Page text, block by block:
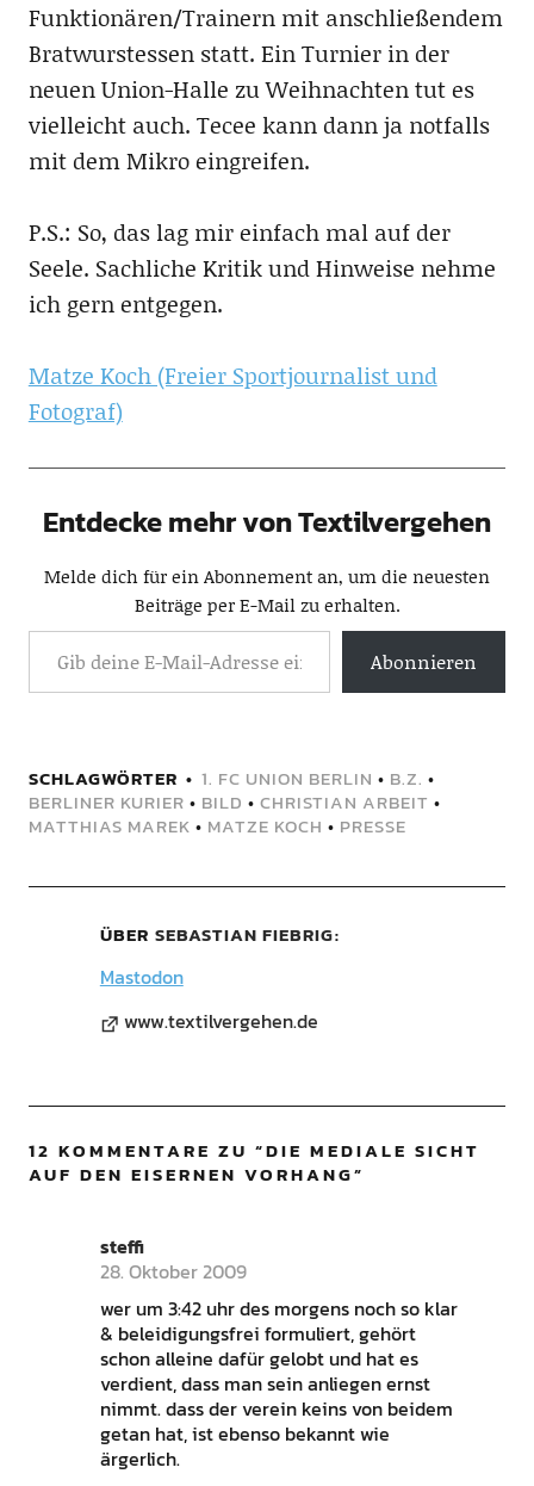
Funktionären/Trainern mit anschließendem
Bratwurstessen statt. Ein Turnier in der
neuen Union-Halle zu Weihnachten tut es
vielleicht auch. Tecee kann dann ja notfalls
mit dem Mikro eingreifen.
P.S.: So, das lag mir einfach mal auf der
Seele. Sachliche Kritik und Hinweise nehme
ich gern entgegen.
Matze Koch (Freier Sportjournalist und
Fotograf)
Entdecke mehr von Textilvergehen
Melde dich für ein Abonnement an, um die neuesten
Beiträge per E-Mail zu erhalten.
Abonnieren
SCHLAGWÖRTER 1. FC UNION BERLIN • B.Z. •
BERLINER KURIER • BILD • CHRISTIAN ARBEIT •
MATTHIAS MAREK • MATZE KOCH • PRESSE
ÜBER SEBASTIAN FIEBRIG
Mastodon
www.textilvergehen.de
12 KOMMENTARE ZU “DIE MEDIALE SICHT
AUF DEN EISERNEN VORHANG”
steffi
28. Oktober 2009
wer um 3:42 uhr des morgens noch so klar
& beleidigungsfrei formuliert, gehört
schon alleine dafür gelobt und hat es
verdient, dass man sein anliegen ernst
nimmt. dass der verein keins von beidem
getan hat, ist ebenso bekannt wie
ärgerlich.